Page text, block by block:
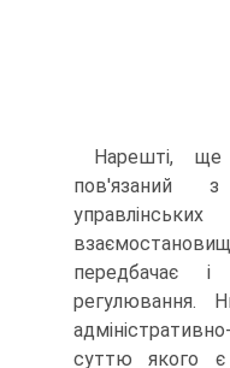
Нарешті,
пов'язаний
передбачає
регулювання.
суттю якого є